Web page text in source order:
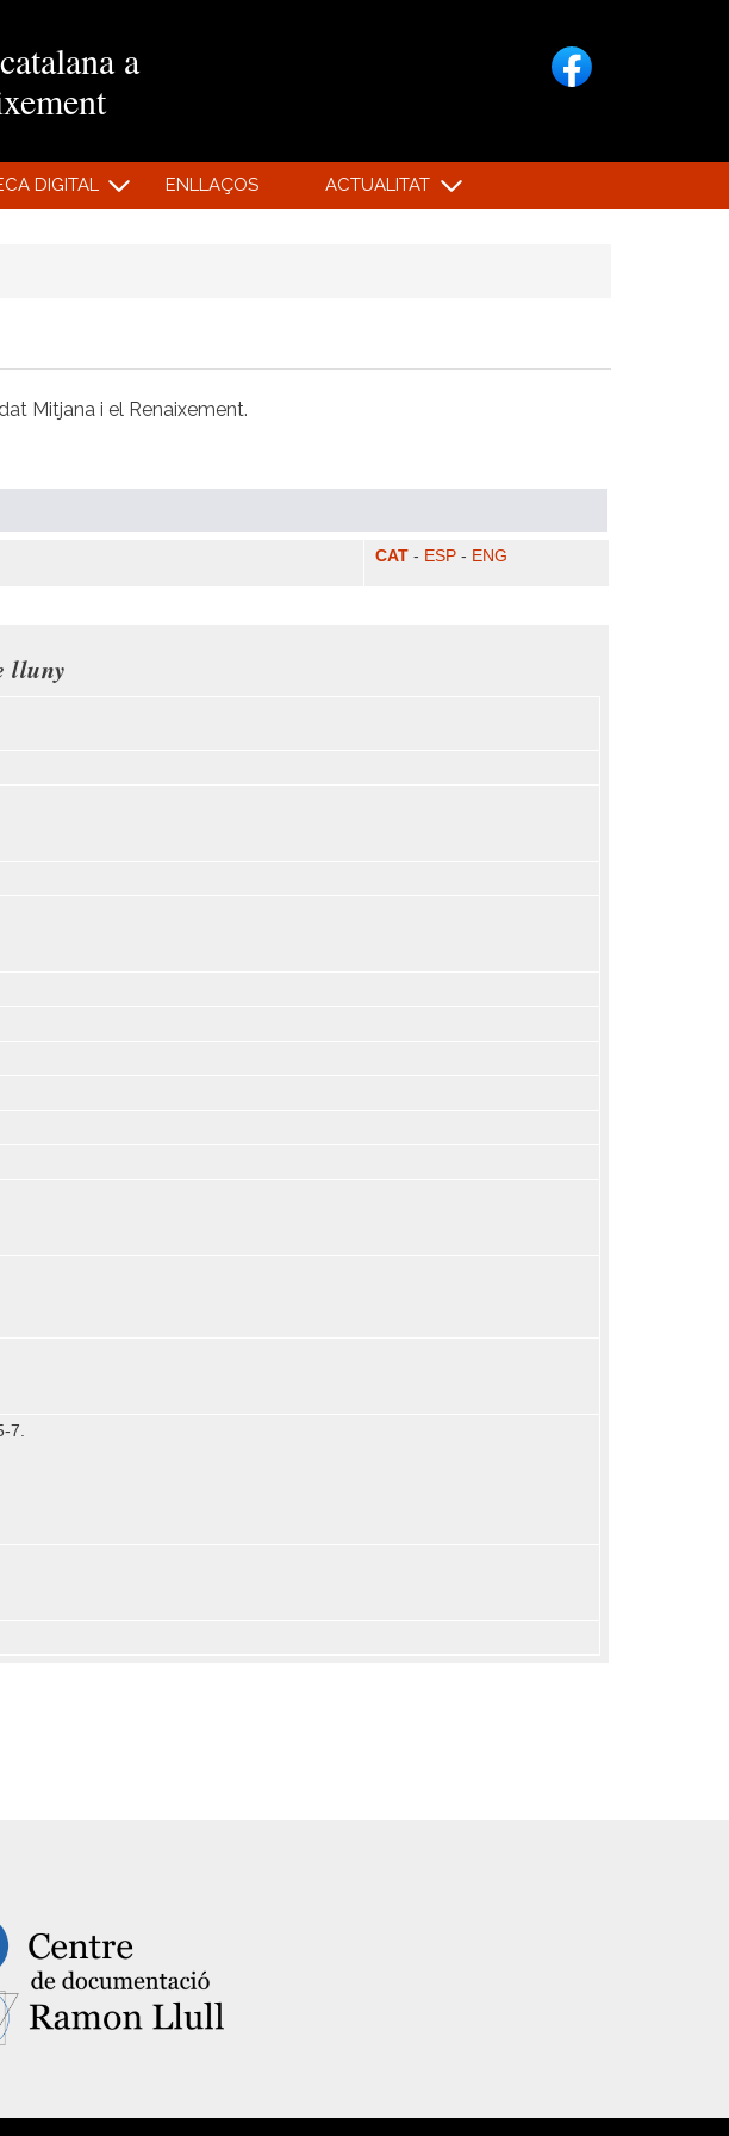
a
DIGITAL ENLLAÇOS ACTUALITAT
Mitjana i el Renaixement.
CAT - ESP - ENG
lluny
7.